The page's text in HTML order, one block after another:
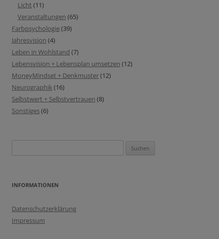
Licht (11)
Veranstaltungen (65)
Farbpsychologie(39)
Jahresvision (4)
Leben in Wohlstand (7)
Lebensvision + Lebensplan umsetzen (12)
MoneyMindset + Denkmuster(12)
Neurographik(16)
Selbstwert + Selbstvertrauen (8)
Sonstiges(6)
nach:
INFORMATIONEN
Datenschutzerklärung
Impressum